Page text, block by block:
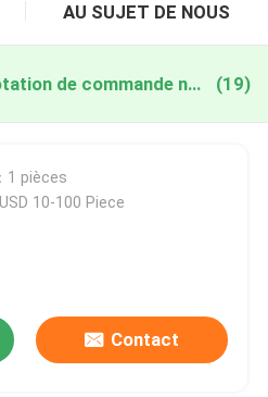
AU SUJET DE NOUS
Chine Service de rotation de commande numérique par ordinateur (19)
1 pièces
10-100 Piece
Contact